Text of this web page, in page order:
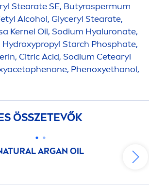
Stearate SE, Butyrospermum
Alcohol, Glyceryl Stearate,
Kernel Oil, Sodium Hyaluronate,
Hydroxypropyl Starch Phosphate,
Citric Acid, Sodium Cetearyl
Phenoxyethanol,
ÖSSZETEVŐK
ARGAN OIL